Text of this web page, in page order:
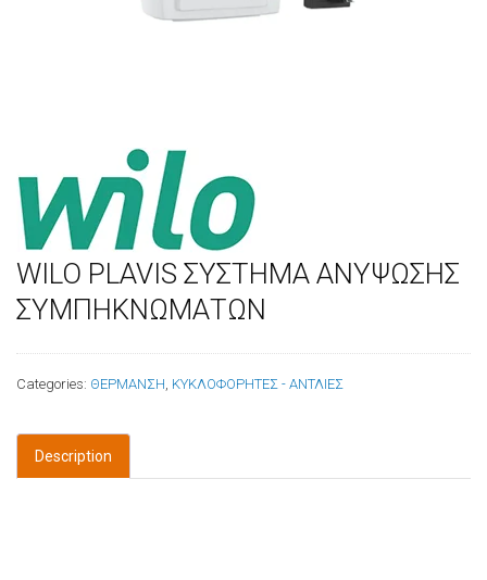
WILO PLAVIS ΣΥΣΤΗΜΑ ΑΝΥΨΩΣΗΣ
ΣΥΜΠΗΚΝΩΜΑΤΩΝ
Categories: ΘΕΡΜΑΝΣΗ ΚΥΚΛΟΦΟΡΗΤΕΣ - ΑΝΤΛΙΕΣ
Description